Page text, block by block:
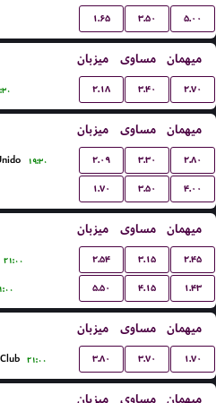
۱.۶۵ ۳.۵۰ ۵.۰۰
میزبان مساوی میهمان
۲.۱۸ ۳.۴۰ ۲.۷۰
میزبان مساوی میهمان
۱۹:۳۰ ۲.۰۹ ۳.۳۰ ۲.۸۰
۱.۷۰ ۳.۵۰ ۴.۰۰
میزبان مساوی میهمان
۲۱:۰۰ ۲.۵۴ ۳.۱۵ ۲.۴۵
۵.۵۰ ۴.۱۵ ۱.۴۳
میزبان مساوی میهمان
۲۱:۰۰ ۳.۸۰ ۳.۷۰ ۱.۷۰